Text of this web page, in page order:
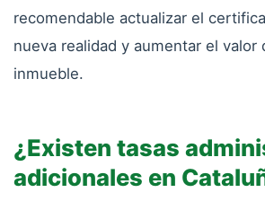
recomendable actualizar el
nueva realidad y aumentar el valor
inmueble.
¿Existen tasas
adicionales en